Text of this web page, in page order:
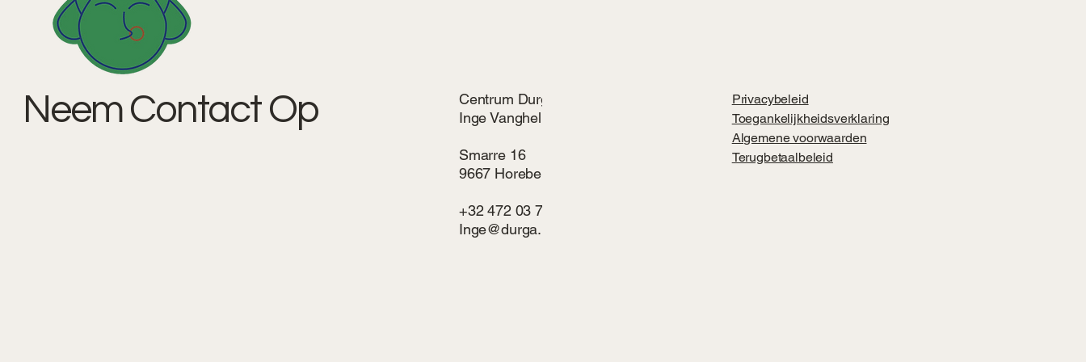
Neem Contact Op
Centrum Durga
Inge Vangheluwe
Smarre 16
9667 Horebeke (Vlaamse Ardennen)
+32 472 03 75 37
Inge@durga.be
Privacybeleid
Toegankelijkheidsverklaring
Algemene voorwaarden
Terugbetaalbeleid